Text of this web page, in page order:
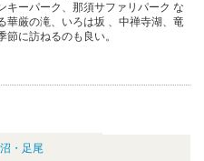
キーパーク、那須サファリパーク な
華厳の滝、いろは坂 、中禅寺湖、竜
に訪ねるのも良い。
・足尾